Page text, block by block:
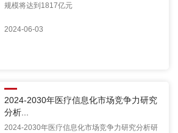
规模将达到1817亿元
2024-06-03
2024-2030年医疗信息化市场竞争力研究
分析...
2024-2030年医疗信息化市场竞争力研究分析研